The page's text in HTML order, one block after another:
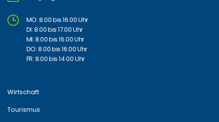
MO: 8.00 bis 16.00 Uhr
DI: 8.00 bis 17.00 Uhr
MI: 8.00 bis 16.00 Uhr
DO: 8.00 bis 16.00 Uhr
FR: 8.00 bis 14.00 Uhr
Wirtschaft
Tourismus